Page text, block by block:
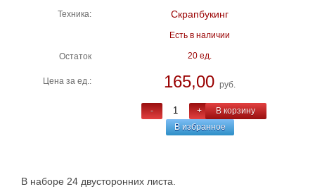
Техника: Скрапбукинг
Есть в наличии
Остаток 20 ед.
Цена за ед.: 165,00 руб.
- +
В корзину
В избранное
В наборе 24 двусторонних листа.